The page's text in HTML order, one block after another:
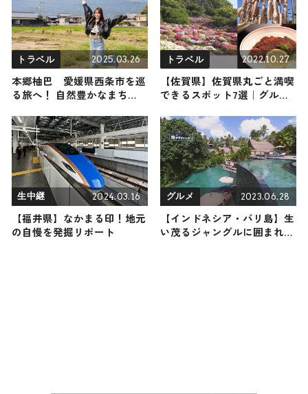
トラベル 2025.03.26
本郷柚巴 愛媛県西条市を巡
る旅へ！ 自然豊かなまち
喫！
トラベル 2022.10.27
【佐賀県】佐賀県丸ごと満喫
できるスポット7選｜グルメ
生中継 2024.03.16
【福井県】なかまる印！地元
の自慢を発掘リポート
グルメ 2023.06.28
【インドネシア・バリ島】生
い茂るジャングルに囲まれた